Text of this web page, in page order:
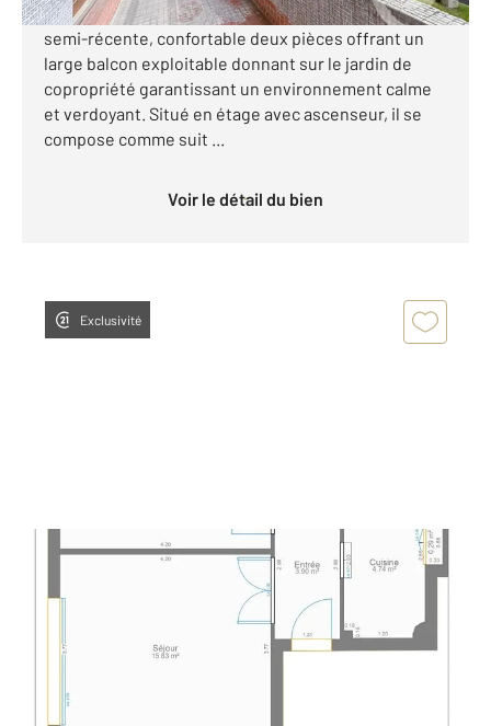
PARIS XVI - AUTEUIL SUD Au sein d'une copropriété
semi-récente, confortable deux pièces offrant un
large balcon exploitable donnant sur le jardin de
copropriété garantissant un environnement calme
et verdoyant. Situé en étage avec ascenseur, il se
compose comme suit ...
Voir le détail du bien
Exclusivité
PARIS 75016
Ref : 436
Appartement F3 à vendre
550 000 €
Visiter le site dédié